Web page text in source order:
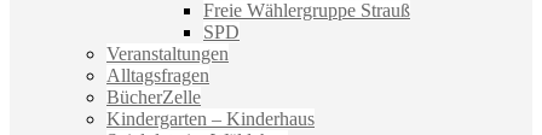
Freie Wählergruppe Strauß
SPD
Veranstaltungen
Alltagsfragen
BücherZelle
Kindergarten – Kinderhaus